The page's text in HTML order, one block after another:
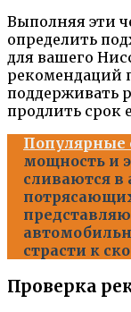
Выполняя эти
определить
для вашего
рекомендаций
поддерживать
продлить срок
Популярные
мощность и
сливаются в
страсти к
Проверка